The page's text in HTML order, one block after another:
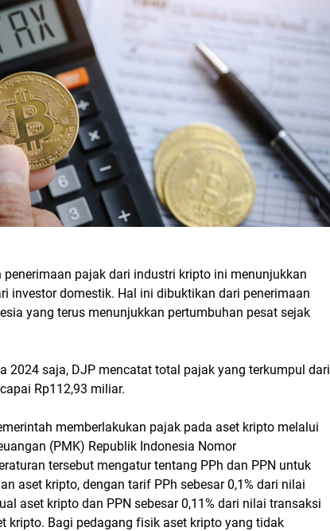
penerimaan pajak dari industri kripto ini menunjukkan
investor domestik. Hal ini dibuktikan dari penerimaan
yang terus menunjukkan pertumbuhan pesat sejak
2024 saja, DJP mencatat total pajak yang terkumpul dari
Rp112,93 miliar.
memberlakukan pajak pada aset kripto melalui
(PMK) Republik Indonesia Nomor
tersebut mengatur tentang PPh dan PPN untuk
aset kripto, dengan tarif PPh sebesar 0,1% dari nilai
aset kripto dan PPN sebesar 0,11% dari nilai transaksi
kripto. Bagi pedagang fisik aset kripto yang tidak